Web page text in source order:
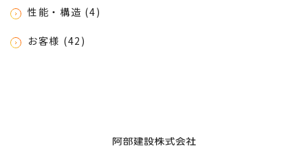
性能・構造 (4)
お客様 (42)